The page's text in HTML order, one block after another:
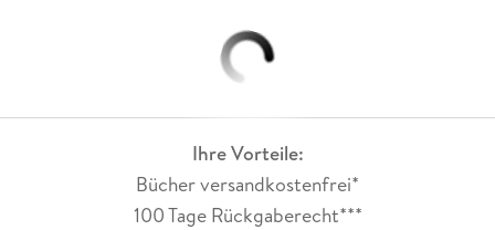
Ihre Vorteile:
Bücher versandkostenfrei*
100 Tage Rückgaberecht***